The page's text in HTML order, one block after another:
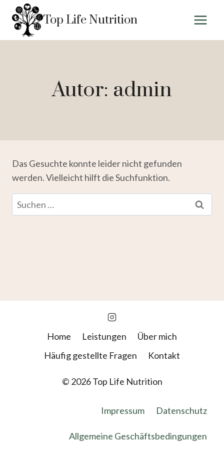
Zum
Inhalt
springen
Top Life Nutrition
Autor: admin
Das Gesuchte konnte leider nicht gefunden
werden. Vielleicht hilft die Suchfunktion.
Suchen
nach:
Home Leistungen
Über mich
Häufig gestellte Fragen
Kontakt
© 2026 Top Life Nutrition
Impressum Datenschutz
Allgemeine Geschäftsbedingungen